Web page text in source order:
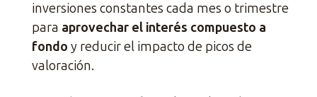
inversiones constantes cada mes o trimestre
para aprovechar el interés compuesto a
fondo y reducir el impacto de picos de
valoración.